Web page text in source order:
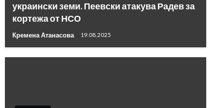
украински земи. Пеевски атакува Радев за
кортежа от НСО
Кремена Атанасова 19.08.2025